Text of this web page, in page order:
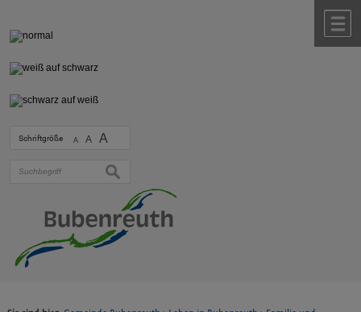
Schriftgröße A A A
suchen